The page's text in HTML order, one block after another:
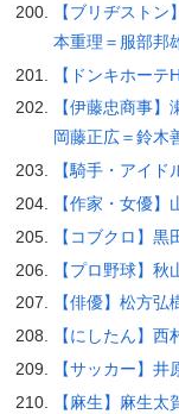
【ブリヂスト
本重理＝服部邦
【ドンキホーテ
【伊藤忠商事
岡藤正広＝鈴木
【騎手・アイ
【作家・女優
【コブクロ】黒
【プロ野球】秋
【俳優】松方弘
【にしたん】西
【サッカー】井
【麻生】麻生